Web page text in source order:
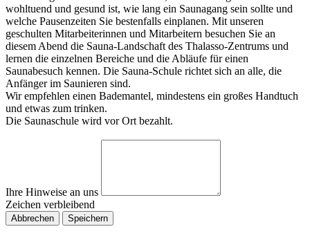
wohltuend und gesund ist, wie lang ein Saunagang sein sollte und
welche Pausenzeiten Sie bestenfalls einplanen. Mit unseren
geschulten Mitarbeiterinnen und Mitarbeitern besuchen Sie an
diesem Abend die Sauna-Landschaft des Thalasso-Zentrums und
lernen die einzelnen Bereiche und die Abläufe für einen
Saunabesuch kennen. Die Sauna-Schule richtet sich an alle, die
Anfänger im Saunieren sind.
Wir empfehlen einen Bademantel, mindestens ein großes Handtuch
und etwas zum trinken.
Die Saunaschule wird vor Ort bezahlt.
Ihre Hinweise an uns
Zeichen verbleibend
Abbrechen Speichern